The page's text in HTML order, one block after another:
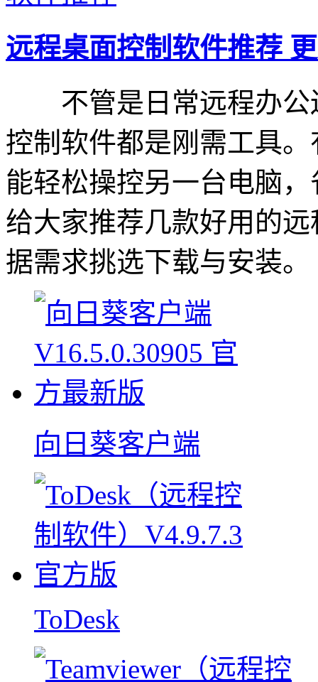
远程桌面控制软件推荐
不管是日常远程办公
控制软件都是刚需工具
能轻松操控另一台电脑
给大家推荐几款好用的
据需求挑选下载与安装。
向日葵客户端
ToDesk